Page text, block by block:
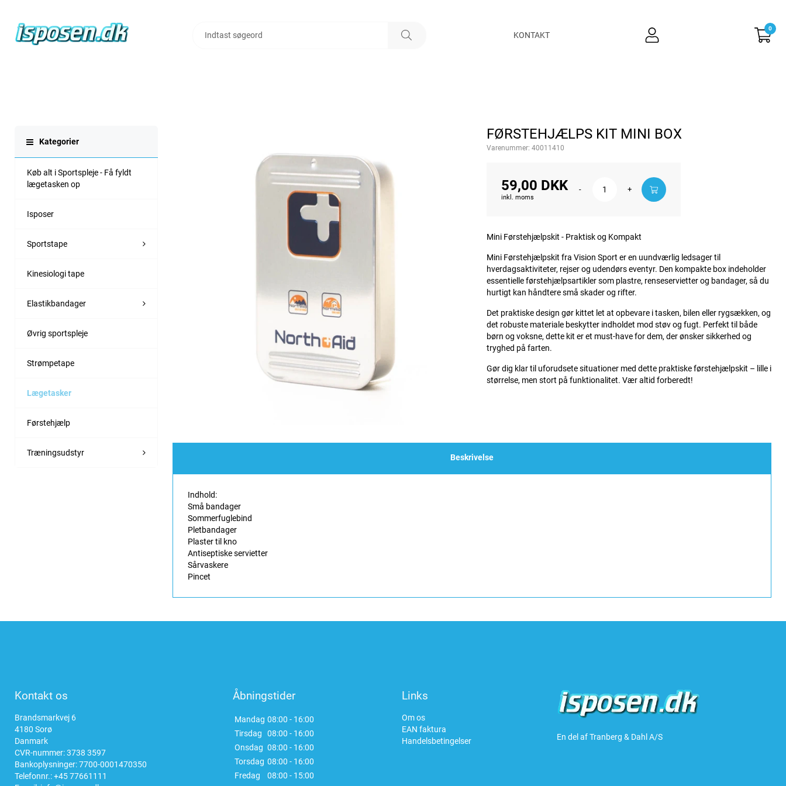
KONTAKT
0
Kategorier
Køb alt i Sportspleje - Få fyldt
lægetasken op
Isposer
Sportstape
Kinesiologi tape
Elastikbandager
Øvrig sportspleje
Strømpetape
Lægetasker
Førstehjælp
Træningsudstyr
FØRSTEHJÆLPS KIT MINI BOX
Varenummer: 40011410
59,00 DKK
inkl. moms
- +
Mini Førstehjælpskit - Praktisk og Kompakt
Mini Førstehjælpskit fra Vision Sport er en uundværlig ledsager til
hverdagsaktiviteter, rejser og udendørs eventyr. Den kompakte box indeholder
essentielle førstehjælpsartikler som plastre, renseservietter og bandager, så du
hurtigt kan håndtere små skader og rifter.
Det praktiske design gør kittet let at opbevare i tasken, bilen eller rygsækken, og
det robuste materiale beskytter indholdet mod støv og fugt. Perfekt til både
børn og voksne, dette kit er et must-have for dem, der ønsker sikkerhed og
tryghed på farten.
Gør dig klar til uforudsete situationer med dette praktiske førstehjælpskit – lille i
størrelse, men stort på funktionalitet. Vær altid forberedt!
Beskrivelse
Indhold:
Små bandager
Sommerfuglebind
Pletbandager
Plaster til kno
Antiseptiske servietter
Sårvaskere
Pincet
Kontakt os
Brandsmarkvej 6
4180 Sorø
Danmark
CVR-nummer: 3738 3597
Bankoplysninger: 7700-0001470350
Telefonnr.:+45 77661111
Åbningstider
Mandag 08:00 - 16:00
Tirsdag
08:00 - 16:00
Onsdag 08:00 - 16:00
Torsdag 08:00 - 16:00
Fredag
08:00 - 15:00
Links
Om os
EAN faktura
Handelsbetingelser
En del af Tranberg & Dahl A/S